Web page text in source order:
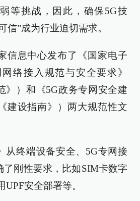
等挑战，因此，确保5G技
信”成为行业迫切需求。
信息中心发布了《国家电子
络接入规范与安全要求》
》）和《5G政务专网安全建
建设指南》）两大规范性文
从终端设备安全、5G专网接
了刚性要求，比如SIM卡数字
安全部署等。